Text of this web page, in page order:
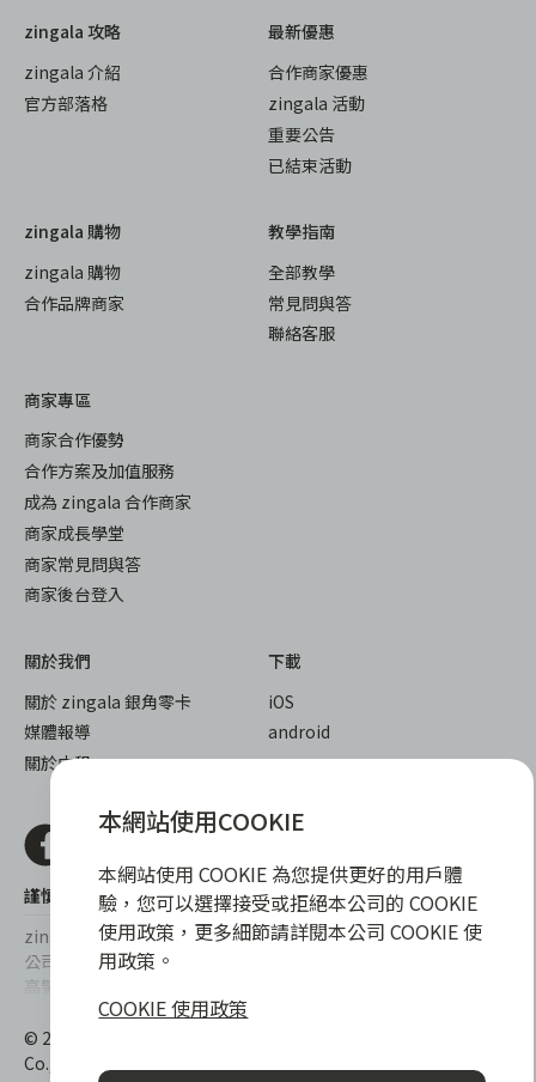
zingala 攻略
zingala 介紹
官方部落格
最新優惠
合作商家優惠
zingala 活動
重要公告
已結束活動
zingala 購物
zingala 購物
合作品牌商家
教學指南
全部教學
常見問與答
聯絡客服
商家專區
商家合作優勢
合作方案及加值服務
成為 zingala 合作商家
商家成長學堂
商家常見問與答
商家後台登入
關於我們
關於 zingala 銀角零卡
媒體報導
關於中租
下載
iOS
android
謹慎衡量自身財務狀況，理性理財最安心
zingala銀角零卡/仲信資融沒有代辦公司及代辦業務，也未與代辦
公司合作，更不會要求您提供實體銀行提款卡或實體信用卡，請提
高警覺，勿受騙上當！
提醒您，消費前請審慎評估財務狀況，理性理財最安心。總費用年
百分率區間為0%~15.9%，實際費用率，仍以各合作商家提供之商
品或服務為準，且每一案件實際之年百分率仍視其個別產品及分期
© 2022 仲信資融股份有限公司 Chailease Consumer Finance
Co., Ltd. All Rights Reserved.
本網站使用COOKIE
本網站使用 COOKIE 為您提供更好的用戶體
驗，您可以選擇接受或拒絕本公司的 COOKIE
使用政策，更多細節請詳閱本公司 COOKIE 使
用政策。
COOKIE 使用政策